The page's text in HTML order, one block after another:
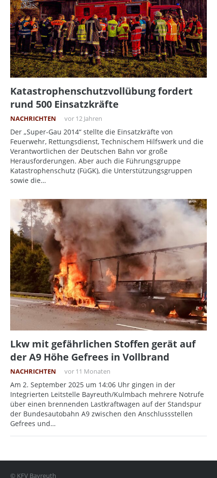
Katastrophenschutzvollübung fordert
rund 500 Einsatzkräfte
NACHRICHTEN vor 12 Jahren
Der „Super-Gau 2014“ stellte die Einsatzkräfte von
Feuerwehr, Rettungsdienst, Technischem Hilfswerk und die
Verantwortlichen der Deutschen Bahn vor große
Herausforderungen. Aber auch die Führungsgruppe
Katastrophenschutz (FüGK), die Unterstützungsgruppen
sowie die…
Lkw mit gefährlichen Stoffen gerät auf
der A9 Höhe Gefrees in Vollbrand
NACHRICHTEN vor 11 Monaten
Am 2. September 2025 um 14:06 Uhr gingen in der
Integrierten Leitstelle Bayreuth/Kulmbach mehrere Notrufe
über einen brennenden Lastkraftwagen auf der Standspur
der Bundesautobahn A9 zwischen den Anschlussstellen
Gefrees und…
© KFV Bayreuth